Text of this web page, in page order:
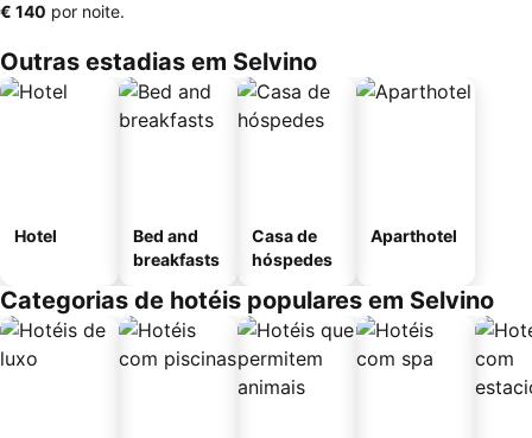
‎€ 140 por noite.
Outras estadias em Selvino
Hotel
Bed and
breakfasts
Casa de
hóspedes
Aparthotel
Categorias de hotéis populares em Selvino